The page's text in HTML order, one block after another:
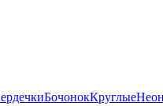
БочонокКруглые